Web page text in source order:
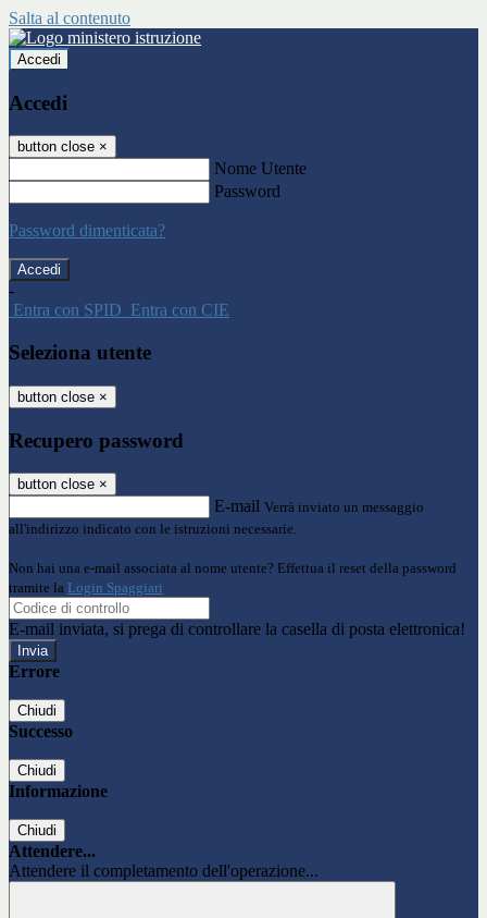
Salta al contenuto
Accedi
Accedi
button close ×
Nome Utente
Password
Password dimenticata?
-
Entra con SPID Entra con CIE
Seleziona utente
button close ×
Recupero password
button close ×
E-mail Verrà inviato un messaggio
all'indirizzo indicato con le istruzioni necessarie.
Non hai una e-mail associata al nome utente? Effettua il reset della password
tramite la Login Spaggiari
E-mail inviata, si prega di controllare la casella di posta elettronica!
Errore
Chiudi
Successo
Chiudi
Informazione
Chiudi
Attendere...
Attendere il completamento dell'operazione...